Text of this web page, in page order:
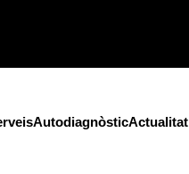
AutodiagnòsticActualitat